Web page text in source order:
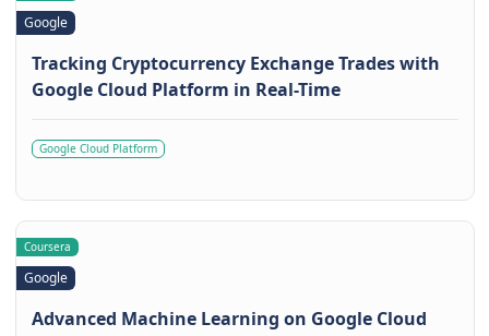
Google
Tracking Cryptocurrency Exchange Trades with
Google Cloud Platform in Real-Time
Google Cloud Platform
Coursera
Google
Advanced Machine Learning on Google Cloud